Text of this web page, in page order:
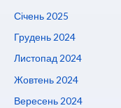
Січень 2025
Грудень 2024
Листопад 2024
Жовтень 2024
Вересень 2024